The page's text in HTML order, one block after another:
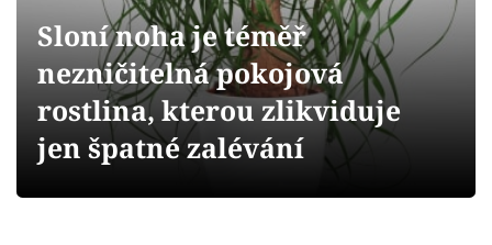
Přihlášení
Sledujte nás
Sloní noha je téměř
nezničitelná pokojová
rostlina, kterou zlikviduje
jen špatné zalévání